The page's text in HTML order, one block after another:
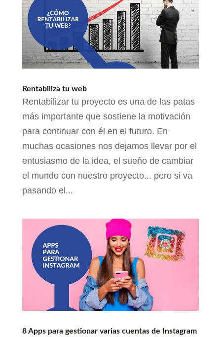
Rentabiliza tu web
Rentabilizar tu proyecto es una de las patas
más importante que sostiene la motivación
para continuar con él en el futuro. En
muchas ocasiones nos dejamos llevar por el
entusiasmo de la idea, el sueño de cambiar
el mundo con nuestro proyecto... pero si va
pasando el...
8 Apps para gestionar varias cuentas de Instagram